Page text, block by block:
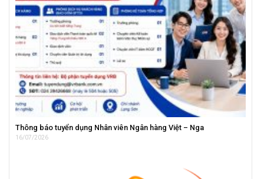
Thông báo tuyển dụng Nhân viên Ngân hàng Việt – Nga
16/07/2026